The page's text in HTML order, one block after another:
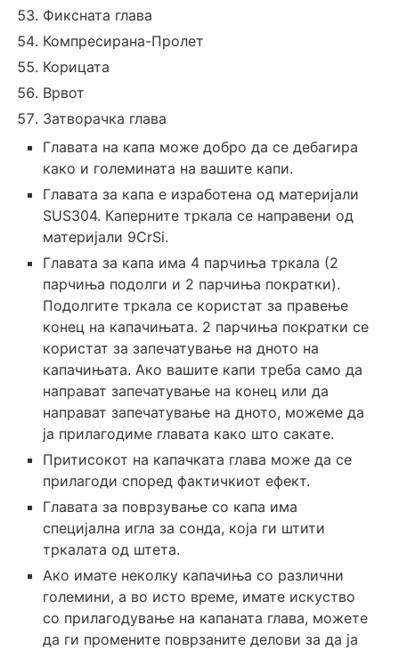
Фиксната глава
Компресирана-Пролет
Корицата
Врвот
Затворачка глава
Главата на капа може добро да се дебагира
како и големината на вашите капи.
Главата за капа е изработена од материјали
SUS304. Каперните тркала се направени од
материјали 9CrSi.
Главата за капа има 4 парчиња тркала (2
парчиња подолги и 2 парчиња пократки).
Подолгите тркала се користат за правење
конец на капачињата. 2 парчиња пократки се
користат за запечатување на дното на
капачињата. Ако вашите капи треба само да
направат запечатување на конец или да
направат запечатување на дното, можеме да
ја прилагодиме главата како што сакате.
Притисокот на капачката глава може да се
прилагоди според фактичкиот ефект.
Главата за поврзување со капа има
специјална игла за сонда, која ги штити
тркалата од штета.
Ако имате неколку капачиња со различни
големини, а во исто време, имате искуство
со прилагодување на капаната глава, можете
да ги промените поврзаните делови за да ја